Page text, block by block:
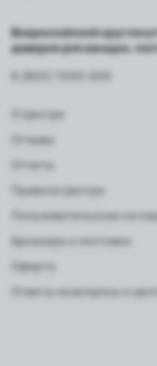
Всероссийский
доверия для женщин,
8 (800) 7000-600
О Центре
Отзывы
Отчеты
Правила Центра
Пользовательское
Брошюры и листовки
Оферта
Ответы на вопросы о